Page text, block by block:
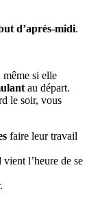
d’après-midi.
même si elle
au départ.
le soir, vous
faire leur travail
l’heure de se